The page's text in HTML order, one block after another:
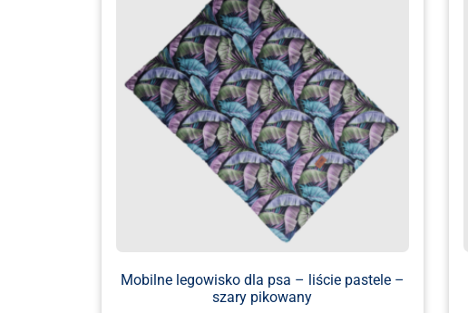
Mobilne legowisko dla psa – liście pastele –
szary pikowany